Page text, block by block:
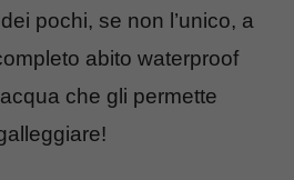
pochi, se non l’unico, a
abito waterproof
che gli permette